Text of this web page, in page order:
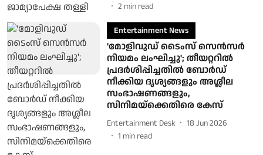
2 min read
Entertainment News
'മോളിവുഡ് ടൈംസ് സെന്‍സര്‍
നിയമം ലംഘിച്ചു'; തീയറ്ററില്‍
പ്രദര്‍ശിപ്പിച്ചതില്‍ ബോര്‍ഡ്
നീക്കിയ ദൃശ്യങ്ങളും അശ്ലീല
സംഭാഷണങ്ങളും,
സിനിമയ്ക്കെതിരെ കേസ്
Entertainment Desk
18 Jun 2026
1 min read